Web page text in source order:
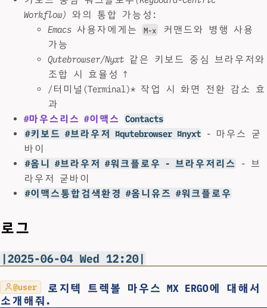
Workflow) 와의 통합 가능성:
Emacs 사용자에게는 M-x
커맨드와 병행 사용
가능
Qutebrowser/Nyxt 같은 키보드 중심 브라우저와
조합 시 효율성 ↑
/터미널(Terminal)* 작업 시 화면 전환 감소 효
과
#마우스리스 #이맥스
Contacts
#키보드 #브라우저 ¤qutebrowser ¤nyxt - 마우스 굳
바이
#옴니 #브라우저 #워크플로우 - 브라우저리스
- 브
라우저 굳바이
#이맥스통합검색환경 #옴니유즈 #워크플로우
로그
|2025-06-04 Wed 12:20|
@user
로지텍 트렉볼 마우스 MX ERGO에 대해서
소개해줘.